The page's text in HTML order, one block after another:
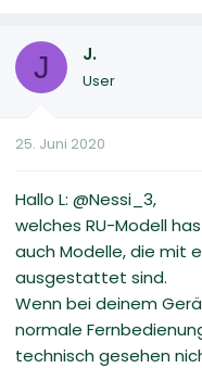
J J.
User
25. Juni 2020
Hallo L: @Nessi_3,
welches RU-Modell
auch Modelle, die mit
ausgestattet sind.
Wenn bei deinem
normale
technisch gesehen